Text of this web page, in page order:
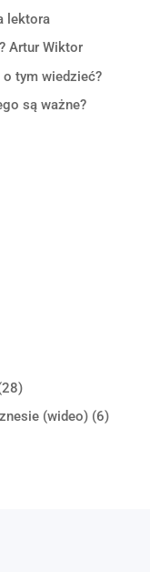
lektora
Artur Wiktor
tym wiedzieć?
są ważne?
(wideo)(6)